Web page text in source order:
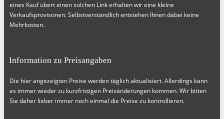
eines Kauf übert einen solchen Link erhalten wir eine kleine
Verkaufsprovisonen. Selbstverständlich entstehen Ihnen dabei keine
Mehrkosten.
Information zu Preisangaben
Die hier angezeigten Preise werden täglich aktualisiert. Allerdings kann
es immer wieder zu kurzfristigen Preisänderungen kommen. Wir bitten
Sie daher lieber immer noch einmal die Preise zu kontrollieren.